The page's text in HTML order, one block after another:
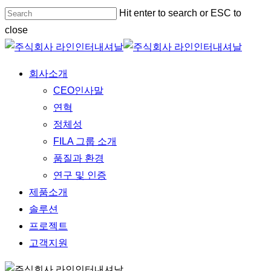
Skip
to
main
Hit enter to search or ESC to
close
Close
Menu
회사소개
CEO인사말
연혁
정체성
FILA 그룹 소개
품질과 환경
연구 및 인증
제품소개
솔루션
프로젝트
고객지원